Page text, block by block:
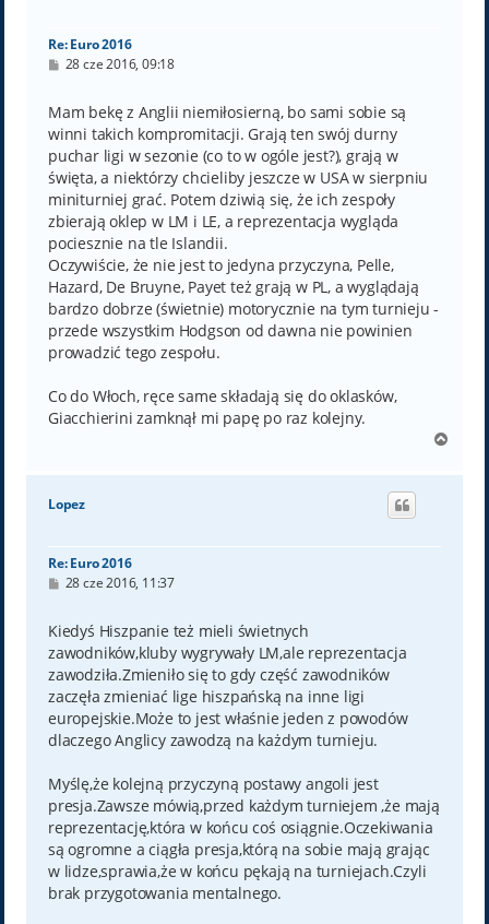
Re: Euro 2016
P
t
28 cze 2016, 09:18
Mam bekę z Anglii niemiłosierną, bo sami sobie są
winni takich kompromitacji. Grają ten swój durny
puchar ligi w sezonie (co to w ogóle jest?), grają w
święta, a niektórzy chcieliby jeszcze w USA w sierpniu
miniturniej grać. Potem dziwią się, że ich zespoły
zbierają oklep w LM i LE, a reprezentacja wygląda
pociesznie na tle Islandii.
Oczywiście, że nie jest to jedyna przyczyna, Pelle,
Hazard, De Bruyne, Payet też grają w PL, a wyglądają
bardzo dobrze (świetnie) motorycznie na tym turnieju -
przede wszystkim Hodgson od dawna nie powinien
prowadzić tego zespołu.
Co do Włoch, ręce same składają się do oklasków,
Giacchierini zamknął mi papę po raz kolejny.
g
Lopez
Re: Euro 2016
P
t
28 cze 2016, 11:37
Kiedyś Hiszpanie też mieli świetnych
zawodników,kluby wygrywały LM,ale reprezentacja
zawodziła.Zmieniło się to gdy część zawodników
zaczęła zmieniać lige hiszpańską na inne ligi
europejskie.Może to jest właśnie jeden z powodów
dlaczego Anglicy zawodzą na każdym turnieju.
Myślę,że kolejną przyczyną postawy angoli jest
presja.Zawsze mówią,przed każdym turniejem ,że mają
reprezentację,która w końcu coś osiągnie.Oczekiwania
są ogromne a ciągła presja,którą na sobie mają grając
w lidze,sprawia,że w końcu pękają na turniejach.Czyli
brak przygotowania mentalnego.